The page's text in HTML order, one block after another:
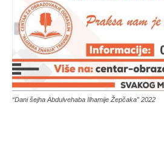
“Dani šejha Abdulvehaba Ilhamije Žepčaka” 2022